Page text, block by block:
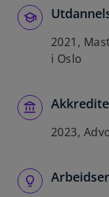
2021,
i Oslo
2023,